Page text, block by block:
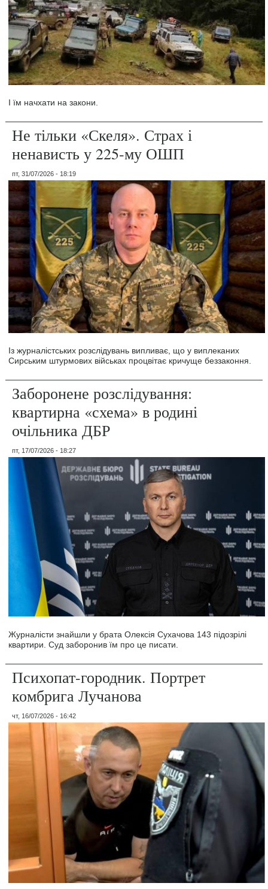
І їм начхати на закони.
Не тільки «Скеля». Страх і
ненависть у 225-му ОШП
пт, 31/07/2026 - 18:19
Із журналістських розслідувань випливає, що у виплеканих
Сирським штурмових військах процвітає кричуще беззаконня.
Заборонене розслідування:
квартирна «схема» в родині
очільника ДБР
пт, 17/07/2026 - 18:27
Журналісти знайшли у брата Олексія Сухачова 143 підозрілі
квартири. Суд заборонив їм про це писати.
Психопат-городник. Портрет
комбрига Лучанова
чт, 16/07/2026 - 16:42